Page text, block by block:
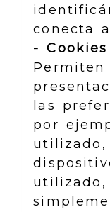
conecta
-
las
por
utilizado,